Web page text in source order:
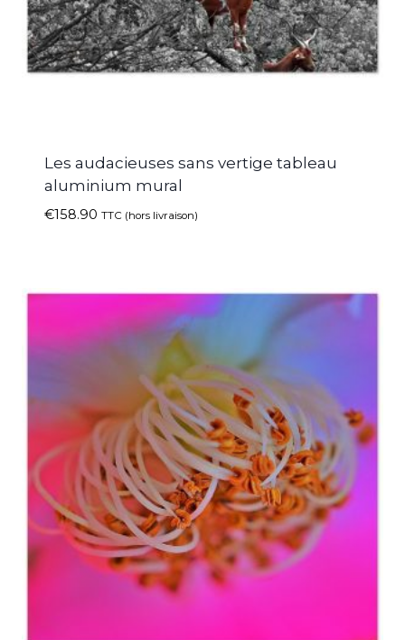
Les audacieuses sans vertige tableau
aluminium mural
€158.90 TTC (hors livraison)